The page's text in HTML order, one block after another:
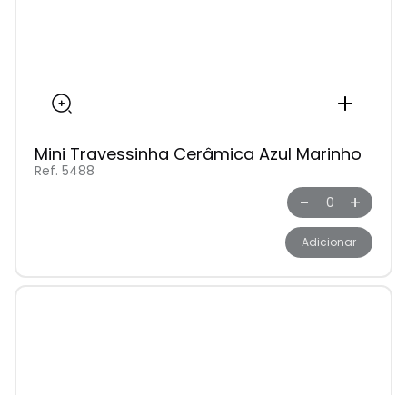
Mini Travessinha Cerâmica Azul Marinho
Ref. 5488
- +
Adicionar